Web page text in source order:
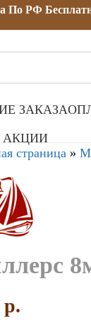
По РФ
ЗАКАЗА
АКЦИИ
страница »
p.